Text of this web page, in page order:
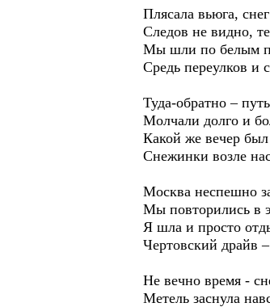
Плясала вьюга,
Следов не видно,
Мы шли по белым
Средь переулков и
Туда-обратно –
Молчали долго и
Какой же вечер
Снежинки возле
Москва неспешно
Мы повторились в
Я шла и просто
Чертовский драйв
Не вечно время -
Метель заснула